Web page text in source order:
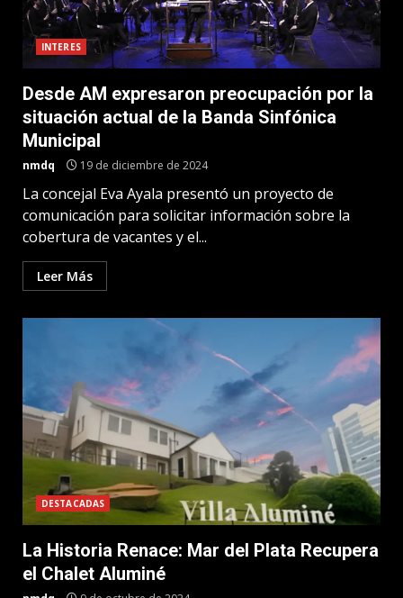
INTERES
Desde AM expresaron preocupación por la
situación actual de la Banda Sinfónica
Municipal
nmdq 19 de diciembre de 2024
La concejal Eva Ayala presentó un proyecto de
comunicación para solicitar información sobre la
cobertura de vacantes y el...
Leer Más
DESTACADAS
La Historia Renace: Mar del Plata Recupera
el Chalet Aluminé